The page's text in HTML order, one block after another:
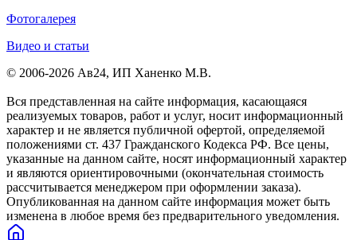
Фотогалерея
Видео и статьи
© 2006-2026 Ав24, ИП Ханенко М.В.
Вся представленная на сайте информация, касающаяся
реализуемых товаров, работ и услуг, носит информационный
характер и не является публичной офертой, определяемой
положениями ст. 437 Гражданского Кодекса РФ. Все цены,
указанные на данном сайте, носят информационный характер
и являются ориентировочными (окончательная стоимость
рассчитывается менеджером при оформлении заказа).
Опубликованная на данном сайте информация может быть
изменена в любое время без предварительного уведомления.